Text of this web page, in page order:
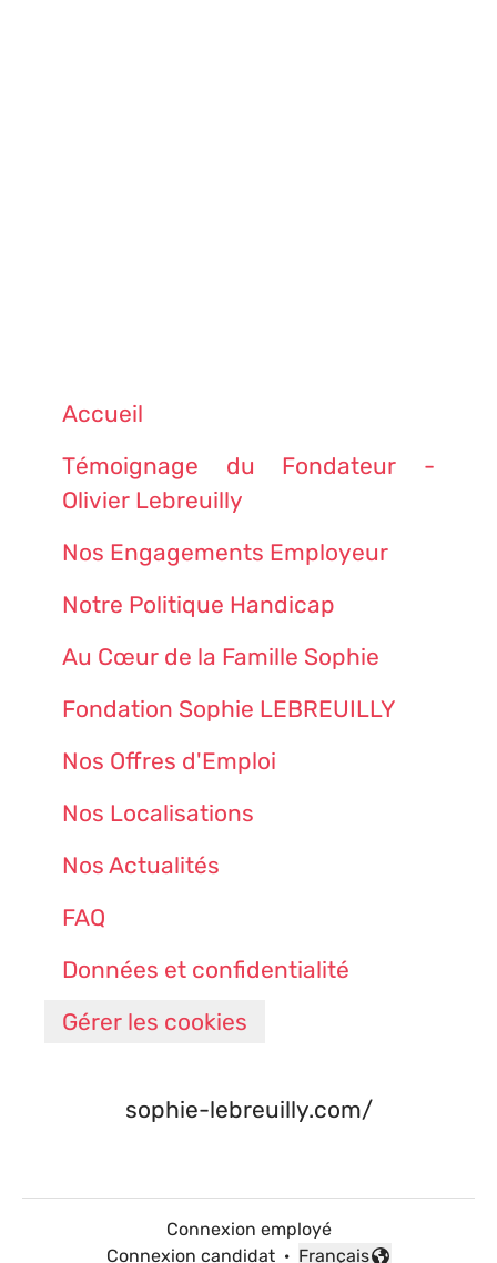
Accueil
Témoignage du Fondateur -
Olivier Lebreuilly
Nos Engagements Employeur
Notre Politique Handicap
Au Cœur de la Famille Sophie
Fondation Sophie LEBREUILLY
Nos Offres d'Emploi
Nos Localisations
Nos Actualités
FAQ
Données et confidentialité
Gérer les cookies
sophie-lebreuilly.com/
Connexion employé
Connexion candidat · Français